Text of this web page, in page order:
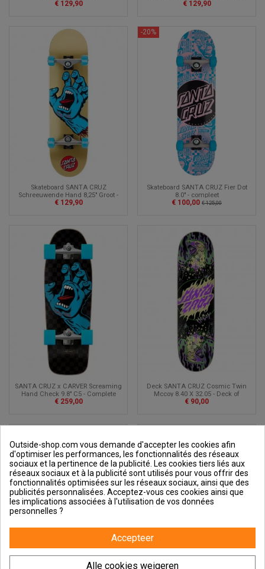
€ 129,90 € 129,90
Skateboard SANTA CRUZ
Schreeuwende Hand 8,25" Groot -
compleet
€ 129,90
-20%
Skateboard SANTA CRUZ Fier Dot
8.0" - compleet
€ 100,00 € 125,00
SANTA CRUZ x CARVER Screaming
Hand Check 9.8" C5 - Complete
Surfskate
€ 259,00
Deck SANTA CRUZ Cosmic Twin
Mccoy 8.40 X 32.05 - Deck of
skateboard
€ 90,00
Outside-shop.com vous demande d'accepter les cookies afin
d'optimiser les performances, les fonctionnalités des réseaux
sociaux et la pertinence de la publicité. Les cookies tiers liés aux
réseaux sociaux et à la publicité sont utilisés pour vous offrir des
fonctionnalités optimisées sur les réseaux sociaux, ainsi que des
publicités personnalisées. Acceptez-vous ces cookies ainsi que
les implications associées à l'utilisation de vos données
personnelles ?
Accepteer
Alle cookies weigeren